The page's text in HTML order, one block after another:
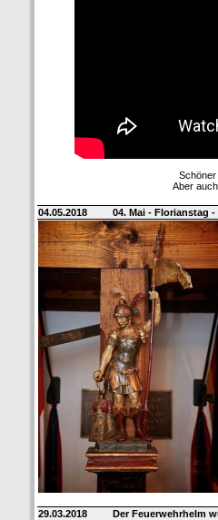
Schöner
Aber
04.05.2018 04. Mai - Florianstag
29.03.2018 Der Feuerwehrhelm